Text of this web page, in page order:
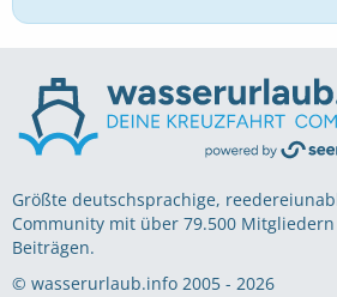
Größte deutschsprachige,
Community mit über 79.500
Beiträgen.
© wasserurlaub.info 2005 - 2026